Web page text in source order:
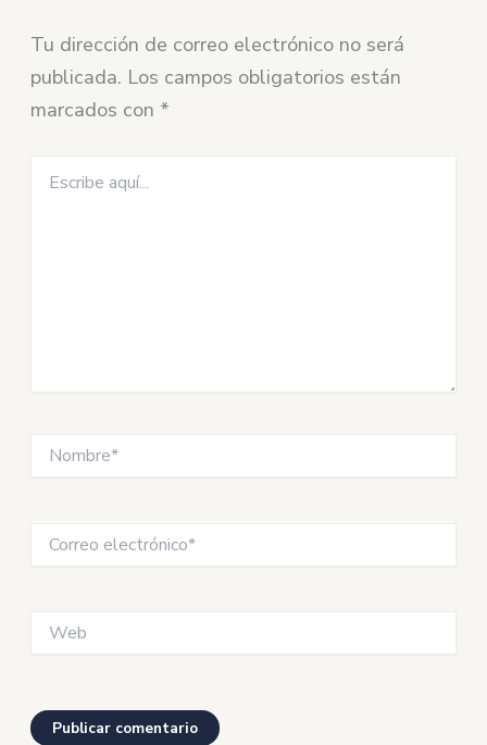
Tu dirección de correo electrónico no será
publicada. Los campos obligatorios están
marcados con *
aquí...
electrónico*